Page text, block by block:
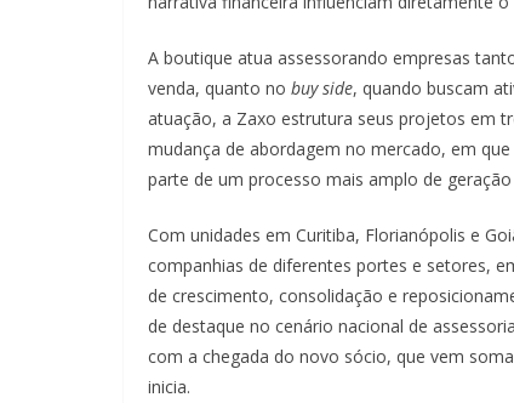
A boutique atua assessorando empresas
venda, quanto no buy side, quando buscam
atuação, a Zaxo estrutura seus projetos em
mudança de abordagem no mercado, em
parte de um processo mais amplo de
Com unidades em Curitiba, Florianópolis e
companhias de diferentes portes e setores,
de crescimento, consolidação e
de destaque no cenário nacional de
com a chegada do novo sócio, que vem
inicia.